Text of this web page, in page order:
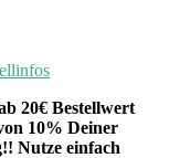
20€ Bestellwert
10% Deiner
Nutze einfach